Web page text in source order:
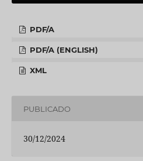
PDF/A
PDF/A (ENGLISH)
XML
PUBLICADO
30/12/2024